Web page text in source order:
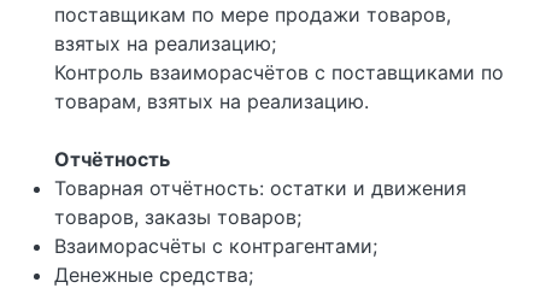
поставщикам по мере продажи товаров,
взятых на реализацию;
Контроль взаиморасчётов с поставщиками по
товарам, взятых на реализацию.
Отчётность
Товарная отчётность: остатки и движения
товаров, заказы товаров;
Взаиморасчёты с контрагентами;
Денежные средства;